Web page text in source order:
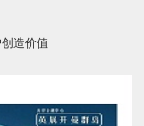
造价值